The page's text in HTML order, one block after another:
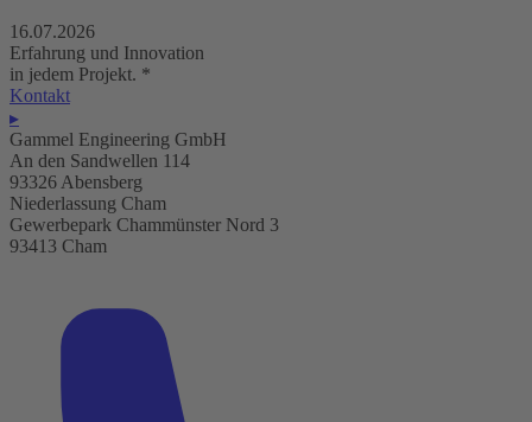
16.07.2026
Erfahrung und Innovation
in jedem Projekt. *
Kontakt
▸
Gammel Engineering GmbH
An den Sandwellen 114
93326 Abensberg
Niederlassung Cham
Gewerbepark Chammünster Nord 3
93413 Cham